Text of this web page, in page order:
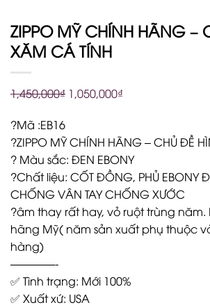
ZIPPO MỸ CHÍNH HÃNG –
XĂM CÁ TÍNH
1,450,000₫ 1,050,000₫
?Mã :EB16
?ZIPPO MỸ CHÍNH HÃNG – CHỦ ĐỀ
? Màu sắc: ĐEN EBONY
?Chất liệu: CỐT ĐỒNG, PHỦ EBONY
CHỐNG VÂN TAY CHỐNG XƯỚC
?âm thay rất hay, vỏ ruột trùng năm.
hãng Mỹ( năm sản xuất phụ thuộc
hàng)
————-
✅ Tình trạng: Mới 100%
✅ Xuất xứ: USA